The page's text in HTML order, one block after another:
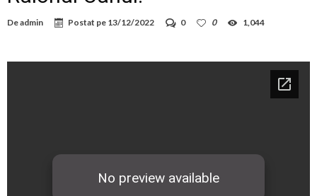
Deadmin Postat pe 13/12/2022 0 0 1,044